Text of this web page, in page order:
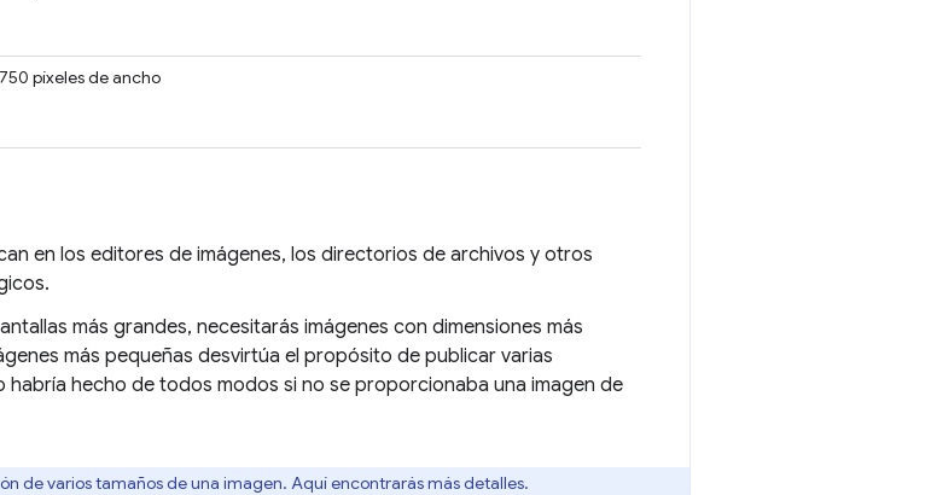
750 píxeles de ancho
en los editores de imágenes, los directorios de archivos y otros
más grandes, necesitarás imágenes con dimensiones más
más pequeñas desvirtúa el propósito de publicar varias
habría hecho de todos modos si no se proporcionaba una imagen de
de varios tamaños de una imagen. Aquí encontrarás más detalles.